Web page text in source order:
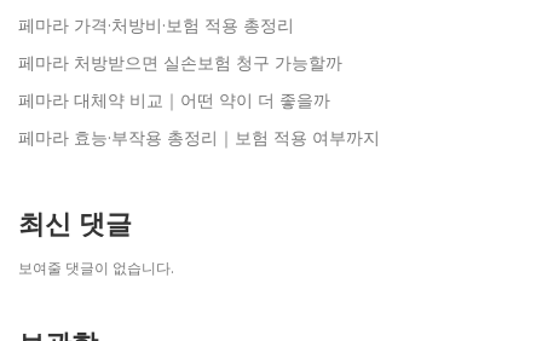
페마라 가격·처방비·보험 적용 총정리
페마라 처방받으면 실손보험 청구 가능할까
페마라 대체약 비교｜어떤 약이 더 좋을까
페마라 효능·부작용 총정리｜보험 적용 여부까지
최신 댓글
보여줄 댓글이 없습니다.